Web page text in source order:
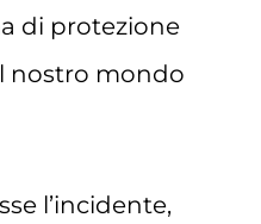
di protezione
nostro mondo
l’incidente,